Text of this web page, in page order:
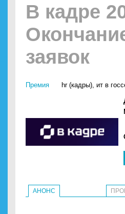
В кадре
заявок
Премия hr (кадры), ит в
АНОНС